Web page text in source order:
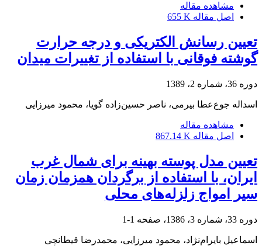
مشاهده مقاله
اصل مقاله 655 K
تعیین رسانش الکتریکی و درجه حرارت
گوشته‌ فوقانی با استفاده از تغییرات میدان
دوره 36، شماره 2، 1389
اسداله جوع‌عطا بیرمی، ناصر حسین‌زاده گویا، محمود میرزایی
مشاهده مقاله
اصل مقاله 867.14 K
تعیین مدل پوسته بهینه برای شمال غرب
ایران، با استفاده از برگردان همزمان زمان
سیر امواج زلزله‌های محلی
دوره 33، شماره 3، 1386، صفحه 1-1
اسماعیل بایرام‌نژاد، محمود میرزایی، محمدرضا قیطانچی